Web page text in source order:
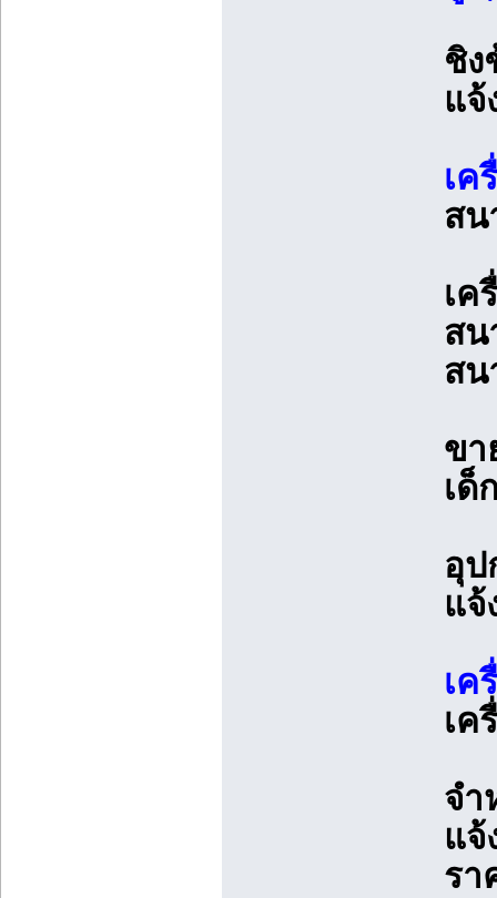
ชิง
แจ้
เค
สน
เค
สน
สน
ขา
เด็
อุป
แจ้
เค
เค
จำ
แจ้
รา